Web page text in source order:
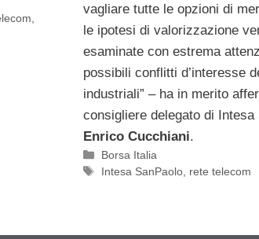
,
vagliare tutte le opzioni di
le ipotesi di valorizzazione
esaminate con estrema
possibili conflitti d’interesse
industriali” – ha in merito
consigliere delegato di Intesa
Enrico Cucchiani.
Categorie
Borsa Italia
Tag
Intesa SanPaolo rete telecom